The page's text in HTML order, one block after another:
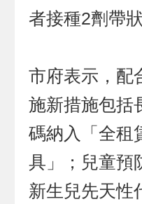
者接種2劑帶
市府表示，配
施新措施包括
碼納入「全租
具」；兒童預
新生兒先天性